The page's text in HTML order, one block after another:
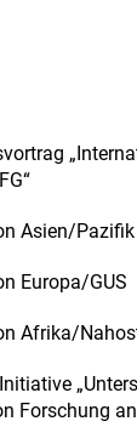
Asien/Pazifik
Europa/GUS
Afrika/
Forschung an